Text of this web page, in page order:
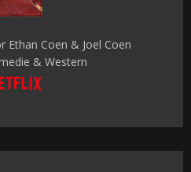
Ethan Coen & Joel Coen
& Western